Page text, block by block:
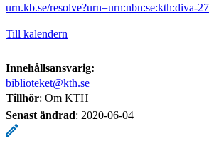
urn.kb.se/resolve?urn=urn:nbn:se:kth:diva-
Till kalendern
Innehållsansvarig:
biblioteket@kth.se
Tillhör: Om KTH
Senast ändrad: 2020-06-04